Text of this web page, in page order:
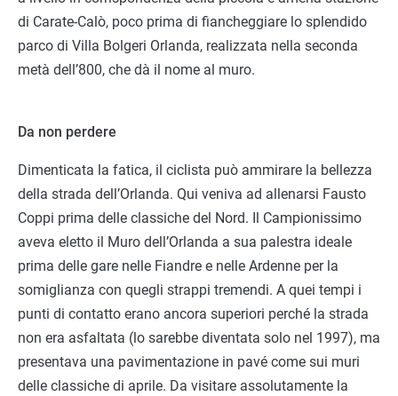
di Carate-Calò, poco prima di fiancheggiare lo splendido
parco di Villa Bolgeri Orlanda, realizzata nella seconda
metà dell’800, che dà il nome al muro.
Da non perdere
Dimenticata la fatica, il ciclista può ammirare la bellezza
della strada dell’Orlanda. Qui veniva ad allenarsi Fausto
Coppi prima delle classiche del Nord. Il Campionissimo
aveva eletto il Muro dell’Orlanda a sua palestra ideale
prima delle gare nelle Fiandre e nelle Ardenne per la
somiglianza con quegli strappi tremendi. A quei tempi i
punti di contatto erano ancora superiori perché la strada
non era asfaltata (lo sarebbe diventata solo nel 1997), ma
presentava una pavimentazione in pavé come sui muri
delle classiche di aprile. Da visitare assolutamente la